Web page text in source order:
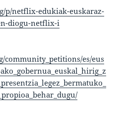
p/netflix-edukiak-euskaraz-
diogu-netflix-i
community_petitions/es/eus